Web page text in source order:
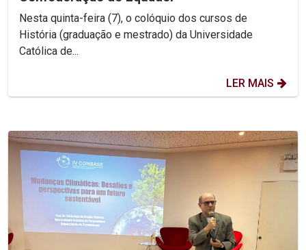
Nesta quinta-feira (7), o colóquio dos cursos de
História (graduação e mestrado) da Universidade
Católica de...
LER MAIS